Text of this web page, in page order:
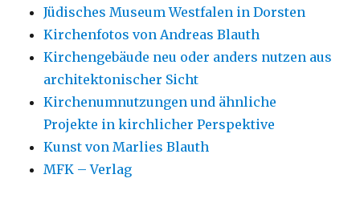
Jüdisches Museum Westfalen in Dorsten
Kirchenfotos von Andreas Blauth
Kirchengebäude neu oder anders nutzen aus
architektonischer Sicht
Kirchenumnutzungen und ähnliche
Projekte in kirchlicher Perspektive
Kunst von Marlies Blauth
MFK – Verlag